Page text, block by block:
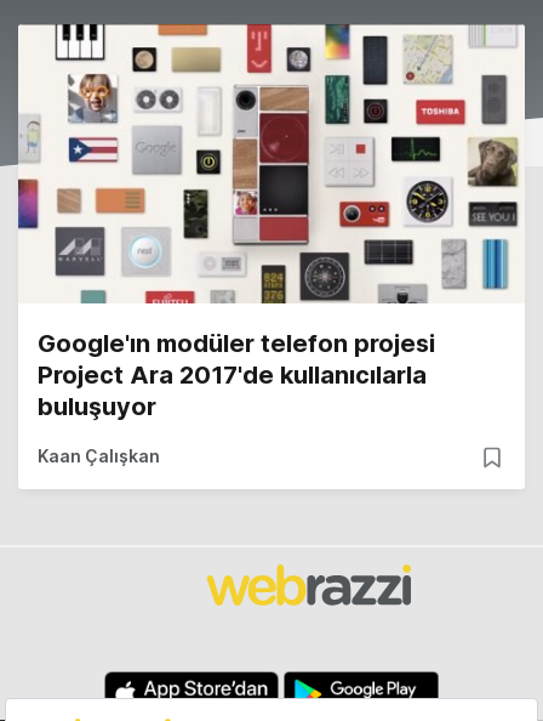
Google'ın modüler telefon projesi
Project Ara 2017'de kullanıcılarla
buluşuyor
Kaan Çalışkan